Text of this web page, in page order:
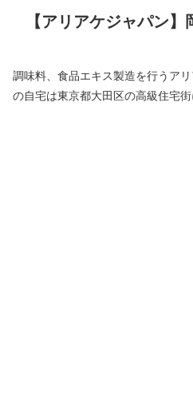
【アリアケジャパン】
調味料、食品エキス製造を行うア
の自宅は東京都大田区の高級住宅街